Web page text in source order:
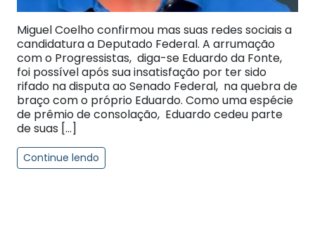
Miguel Coelho confirmou mas suas redes sociais a
candidatura a Deputado Federal. A arrumação
com o Progressistas, diga-se Eduardo da Fonte,
foi possível após sua insatisfação por ter sido
rifado na disputa ao Senado Federal, na quebra de
braço com o próprio Eduardo. Como uma espécie
de prêmio de consolação, Eduardo cedeu parte
de suas […]
Continue lendo